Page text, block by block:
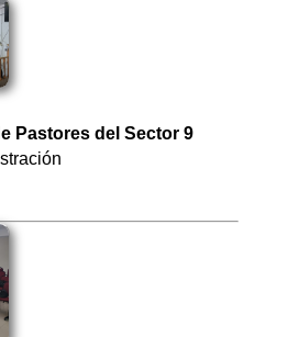
Pastores del Sector 9